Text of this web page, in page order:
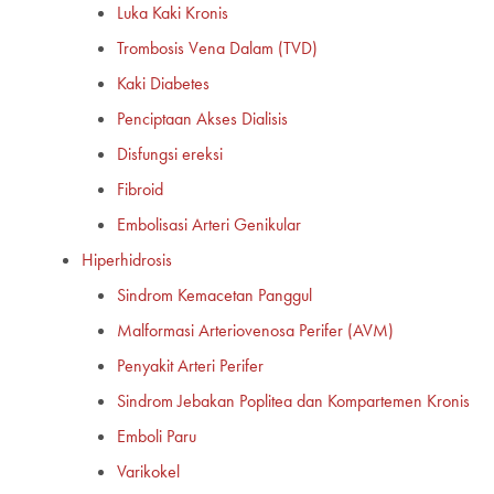
Luka Kaki Kronis
Trombosis Vena Dalam (TVD)
Kaki Diabetes
Penciptaan Akses Dialisis
Disfungsi ereksi
Fibroid
Embolisasi Arteri Genikular
Hiperhidrosis
Sindrom Kemacetan Panggul
Malformasi Arteriovenosa Perifer (AVM)
Penyakit Arteri Perifer
Sindrom Jebakan Poplitea dan Kompartemen Kronis
Emboli Paru
Varikokel